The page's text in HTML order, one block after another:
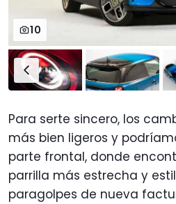
10
Para serte sincero, los
más bien ligeros y
parte frontal, donde
parrilla más estrecha y
paragolpes de nueva